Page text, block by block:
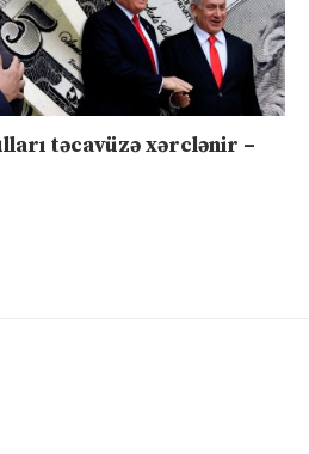
təcavüzə xərclənir –